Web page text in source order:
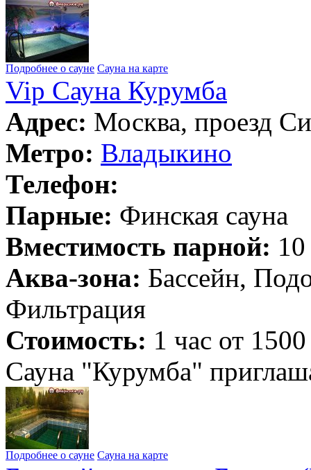
Подробнее о сауне Сауна на карте
Vip Сауна Курумба
Адрес: Москва, проезд
Метро: Владыкино
Телефон:
Парные: Финская сауна
Вместимость парной:
Аква-зона: Бассейн,
Фильтрация
Стоимость: 1 час от
Сауна "Курумба"
Подробнее о сауне Сауна на карте